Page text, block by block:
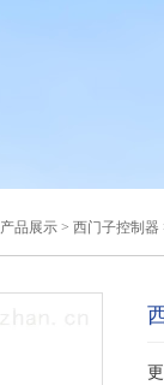
产品展示 > 西门子控制器